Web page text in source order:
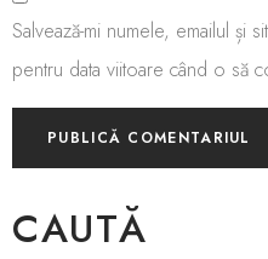
Salvează-mi numele, emailul și
pentru data viitoare când o să
CAUTĂ